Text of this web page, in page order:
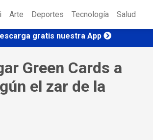
Arte Deportes Tecnología Salud
gratis nuestra App
Green Cards a
el zar de la